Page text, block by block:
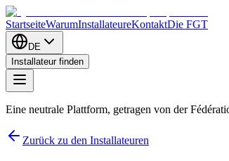
StartseiteWarumInstallateureKontaktDie FGT
DE
Installateur finden
Eine neutrale Plattform, getragen von der
Zurück zu den Installateuren